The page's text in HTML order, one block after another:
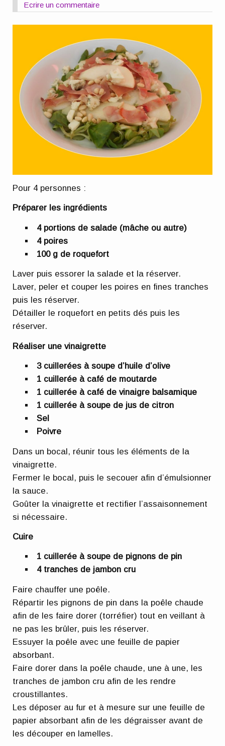
Ecrire un commentaire
Pour 4 personnes :
Préparer les ingrédients
4 portions de salade (mâche ou autre)
4 poires
100 g de roquefort
Laver puis essorer la salade et la réserver.
Laver, peler et couper les poires en fines tranches
puis les réserver.
Détailler le roquefort en petits dés puis les
réserver.
Réaliser une vinaigrette
3 cuillerées à soupe d’huile d’olive
1 cuillerée à café de moutarde
1 cuillerée à café de vinaigre balsamique
1 cuillerée à soupe de jus de citron
Sel
Poivre
Dans un bocal, réunir tous les éléments de la
vinaigrette.
Fermer le bocal, puis le secouer afin d’émulsionner
la sauce.
Goûter la vinaigrette et rectifier l’assaisonnement
si nécessaire.
Cuire
1 cuillerée à soupe de pignons de pin
4 tranches de jambon cru
Faire chauffer une poêle.
Répartir les pignons de pin dans la poêle chaude
afin de les faire dorer (torréfier) tout en veillant à
ne pas les brûler, puis les réserver.
Essuyer la poêle avec une feuille de papier
absorbant.
Faire dorer dans la poêle chaude, une à une, les
tranches de jambon cru afin de les rendre
croustillantes.
Les déposer au fur et à mesure sur une feuille de
papier absorbant afin de les dégraisser avant de
les découper en lamelles.